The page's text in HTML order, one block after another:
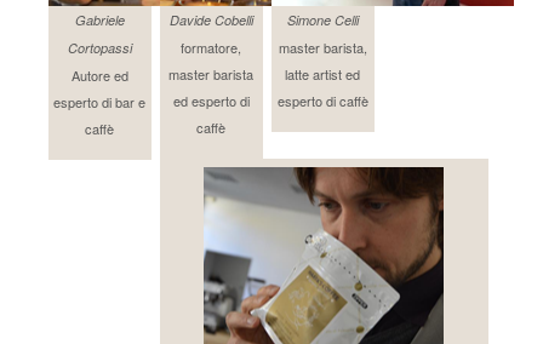
Gabriele
Cortopassi
Autore ed
esperto di bar e
caffè
Davide Cobelli
formatore,
master barista
ed esperto di
caffè
Simone Celli
master barista,
latte artist ed
esperto di caffè